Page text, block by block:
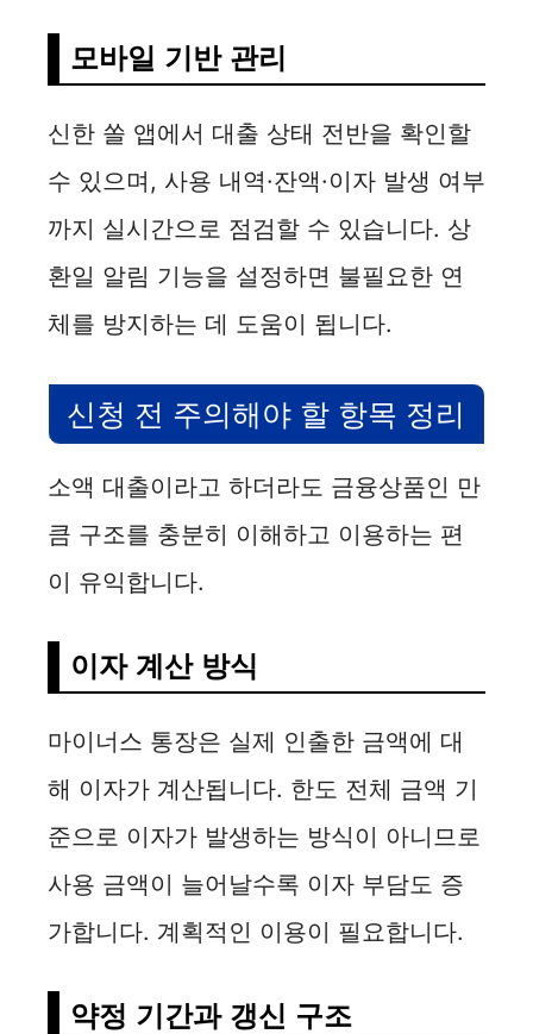
모바일 기반 관리
신한 쏠 앱에서 대출 상태 전반을 확인할
수 있으며, 사용 내역·잔액·이자 발생 여부
까지 실시간으로 점검할 수 있습니다. 상
환일 알림 기능을 설정하면 불필요한 연
체를 방지하는 데 도움이 됩니다.
신청 전 주의해야 할 항목 정리
소액 대출이라고 하더라도 금융상품인 만
큼 구조를 충분히 이해하고 이용하는 편
이 유익합니다.
이자 계산 방식
마이너스 통장은 실제 인출한 금액에 대
해 이자가 계산됩니다. 한도 전체 금액 기
준으로 이자가 발생하는 방식이 아니므로
사용 금액이 늘어날수록 이자 부담도 증
가합니다. 계획적인 이용이 필요합니다.
약정 기간과 갱신 구조